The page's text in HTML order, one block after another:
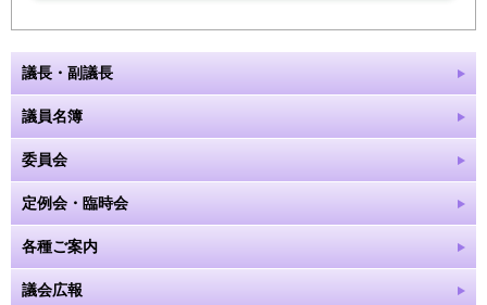
議長・副議長
議員名簿
委員会
定例会・臨時会
各種ご案内
議会広報